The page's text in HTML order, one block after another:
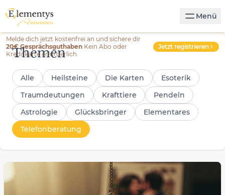
Menü
Melde dich jetzt kostenfrei an und sichere dir
20€ Gesprächsguthaben Kein Abo oder
Kreditkarte erforderlich.
Jetzt registrieren
Themen
Alle Heilsteine Die Karten
Esoterik
Traumdeutungen
Krafttiere
Pendeln
Astrologie
Glücksbringer
Elementares
Telefonberatung